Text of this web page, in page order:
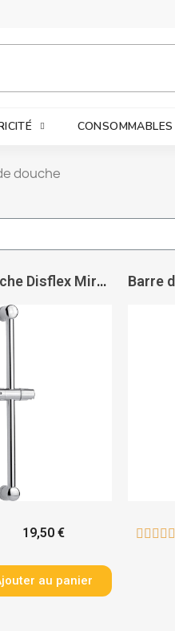
CONSOMMABLES
douche
Barre de douche Disflex Mirò - DISFLEX
19,50 €
au panier
    